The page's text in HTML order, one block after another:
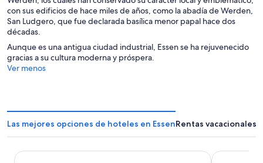
con sus edificios de hace miles de años, como la abadía de Werden,
San Ludgero, que fue declarada basílica menor papal hace dos
décadas.
Aunque es una antigua ciudad industrial, Essen se ha rejuvenecido
gracias a su cultura moderna y próspera.
Ver menos
Las mejores opciones de hoteles en EssenRentas vacacionales
Premier Inn Essen City Centre Garner